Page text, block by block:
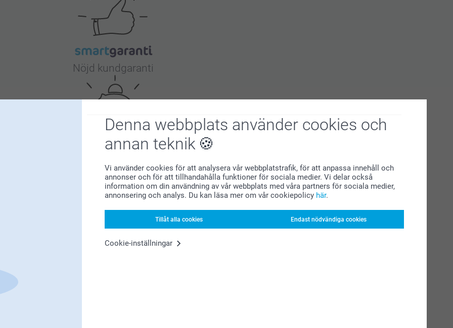
Denna webbplats använder cookies och
annan teknik
Vi använder cookies för att analysera vår webbplatstrafik, för att anpassa innehåll och
annonser och för att tillhandahålla funktioner för sociala medier. Vi delar också
information om din användning av vår webbplats med våra partners för sociala medier,
annonsering och analys. Du kan läsa mer om vår cookiepolicy här.
Tillåt alla cookies Endast nödvändiga cookies
Cookie-inställningar
Nöjd kundgaranti
Letar du efter inspiration?